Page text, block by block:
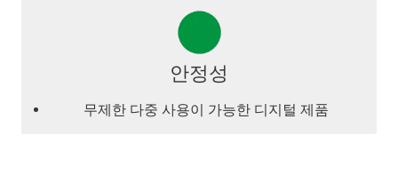
안정성
무제한 다중 사용이 가능한 디지털 제품